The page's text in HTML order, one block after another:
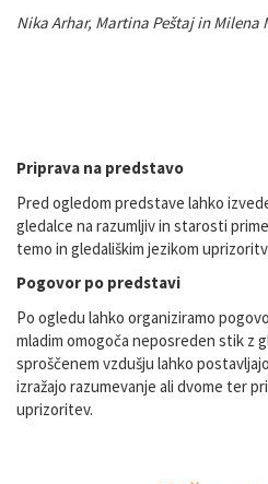
Nika Arhar, Martina Peštaj in Milena
Priprava na predstavo
Pred ogledom predstave lahko
gledalce na razumljiv in starosti
temo in gledališkim jezikom
Pogovor po predstavi
Po ogledu lahko organiziramo
mladim omogoča neposreden stik z
sproščenem vzdušju lahko
izražajo razumevanje ali dvome ter
uprizoritev.